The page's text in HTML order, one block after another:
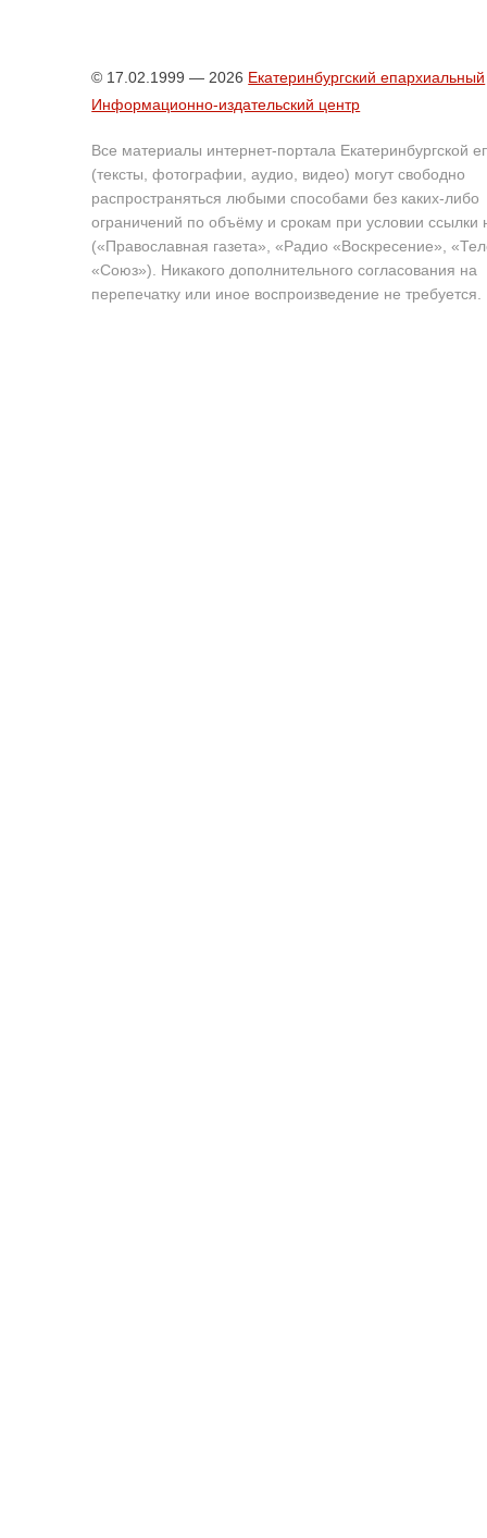
© 17.02.1999 — 2026 Екатеринбургский епархиальный
Информационно-издательский центр
Все материалы интернет-портала Екатеринбургской
(тексты, фотографии, аудио, видео) могут свободно
распространяться любыми способами без каких-либо
ограничений по объёму и срокам при условии ссылки
(«Православная газета», «Радио «Воскресение»,
«Союз»). Никакого дополнительного согласования на
перепечатку или иное воспроизведение не требуется.